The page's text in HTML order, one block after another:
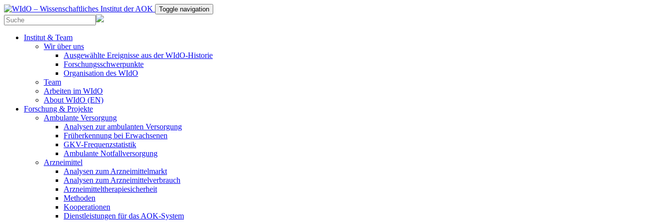
Toggle navigation
Institut & Team
Wir über uns
Ausgewählte Ereignisse aus der WIdO-Historie
Forschungsschwerpunkte
Organisation des WIdO
Team
Arbeiten im WIdO
About WIdO (EN)
Forschung & Projekte
Ambulante Versorgung
Analysen zur ambulanten Versorgung
Früherkennung bei Erwachsenen
GKV-Frequenzstatistik
Ambulante Notfallversorgung
Arzneimittel
Analysen zum Arzneimittelmarkt
Analysen zum Arzneimittelverbrauch
Arzneimitteltherapiesicherheit
Methoden
Kooperationen
Dienstleistungen für das AOK-System